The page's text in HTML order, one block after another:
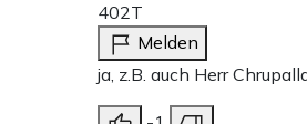
402T
Melden
ja, z.B. auch Herr